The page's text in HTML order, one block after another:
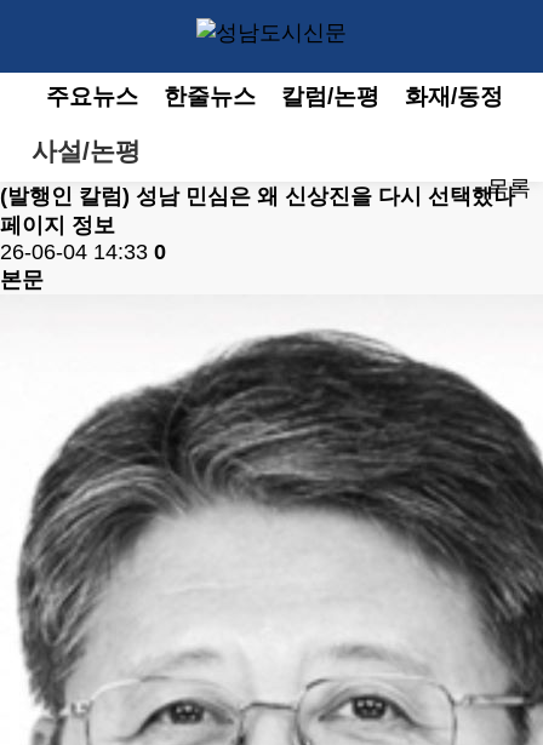
주요뉴스 한줄뉴스 칼럼/논평 화재/동정
사설/논평
목록
(발행인 칼럼) 성남 민심은 왜 신상진을 다시 선택했나
페이지 정보
26-06-04 14:33 0
본문